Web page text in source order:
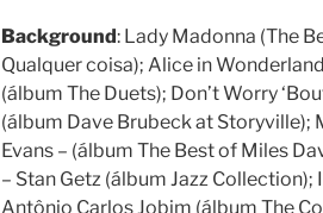
Background: Lady Madonna (The
Qualquer coisa); Alice in
(álbum The Duets); Don’t Worry
(álbum Dave Brubeck at Storyville);
Evans – (álbum The Best of Miles
– Stan Getz (álbum Jazz
Antônio Carlos Jobim (álbum The